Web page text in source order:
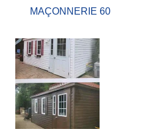
MAÇONNERIE 60